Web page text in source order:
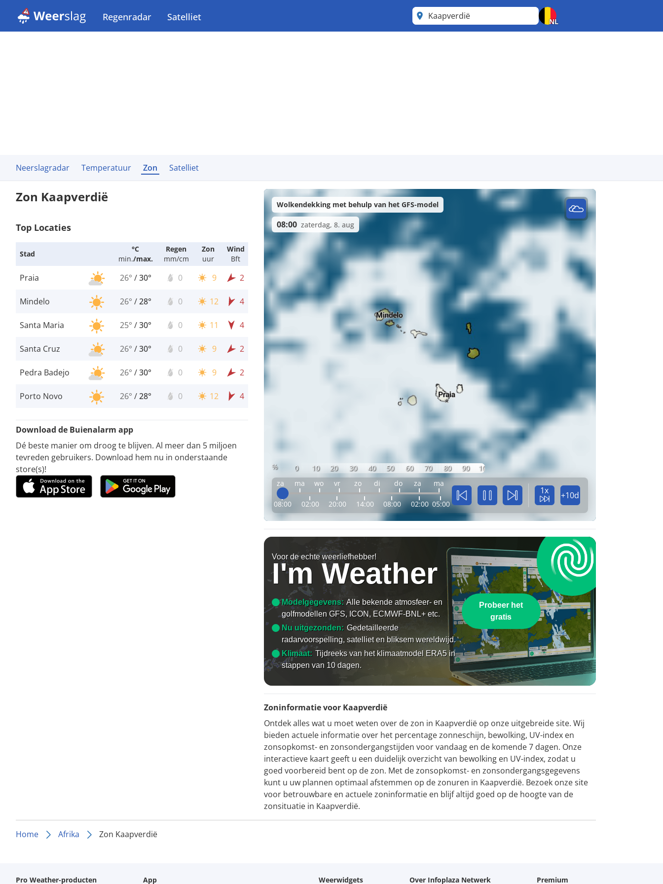
Regenradar Satelliet Kaapverdië
NL
Neerslagradar Temperatuur Zon Satelliet
Zon Kaapverdië
Top Locaties
Stad
°C
min./max.
Regen
mm/cm
Zon
uur
Wind
Bft
Praia 26° /30° 0 9 2
Mindelo 26° /28° 0 12 4
Santa Maria 25° /30° 0 11 4
Santa Cruz 26° /30° 0 9 2
Pedra Badejo 26° /30° 0 9 2
Porto Novo 26° /28° 0 12 4
Download de Buienalarm app
Dé beste manier om droog te blijven. Al meer dan 5 miljoen
tevreden gebruikers. Download hem nu in onderstaande
store(s)!
% 0 10 20 30 40 50 60 70 80 90
100
za
ma wo vr zo di do za ma
08:00 02:00 20:00 14:00 08:00 02:00 05:00
1x +10d
Wolkendekking met behulp van het GFS-model
08:00 zaterdag, 8. aug
Voor de echte weerliefhebber!
I'm Weather
Modelgegevens: Alle bekende atmosfeer- en
golfmodellen GFS, ICON, ECMWF-BNL+ etc.
Nu uitgezonden: Gedetailleerde
radarvoorspelling, satelliet en bliksem wereldwijd.
Klimaat: Tijdreeks van het klimaatmodel ERA5 in
stappen van 10 dagen.
Probeer het
gratis
Zoninformatie voor Kaapverdië
Ontdek alles wat u moet weten over de zon in Kaapverdië op onze uitgebreide site. Wij
bieden actuele informatie over het percentage zonneschijn, bewolking, UV-index en
zonsopkomst- en zonsondergangstijden voor vandaag en de komende 7 dagen. Onze
interactieve kaart geeft u een duidelijk overzicht van bewolking en UV-index, zodat u
goed voorbereid bent op de zon. Met de zonsopkomst- en zonsondergangsgegevens
kunt u uw plannen optimaal afstemmen op de zonuren in Kaapverdië. Bezoek onze site
voor betrouwbare en actuele zoninformatie en blijf altijd goed op de hoogte van de
zonsituatie in Kaapverdië.
Home Afrika Zon Kaapverdië
Pro Weather-producten App Weerwidgets Over Infoplaza Netwerk Premium